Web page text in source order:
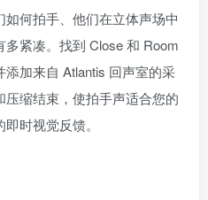
何拍手、他们在立体声场中
紧凑。找到 Close 和 Room
加来自 Atlantis 回声室的采
缩结束，使拍手声适合您的
时视觉反馈。